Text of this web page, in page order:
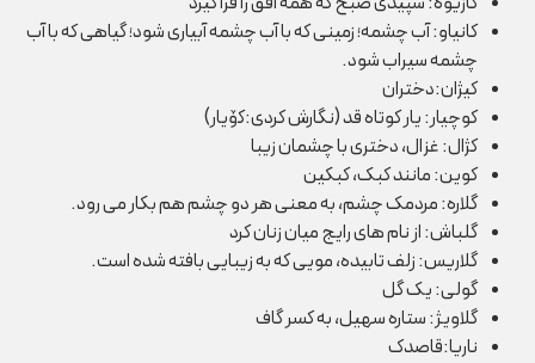
کانیاو: آب چشمه؛ زمینی که با آب چشمه آبیاری شود؛ گیاهی که با آب
چشمه سیراب شود.
کیژان:دختران
کوچیار: یار کوتاه قد (نگارش کردی:کۆیار)
کژال: غزال، دختری با چشمان زیبا
کوین: مانند کبک، کبکین
گلاره: مردمک چشم، به معنی هر دو چشم هم بکار می رود.
گلباش: از نام های رایج میان زنان کرد
گلاریس: زلف تابیده، مویی که به زیبایی بافته شده است.
گولی: یک گل
گلاویژ: ستاره سهیل، به کسر گاف
ناریا:قاصدک